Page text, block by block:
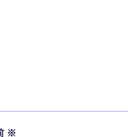
※